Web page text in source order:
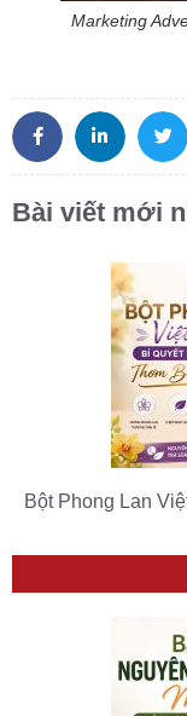
Marketing
Bài viết mới
Bột Phong Lan